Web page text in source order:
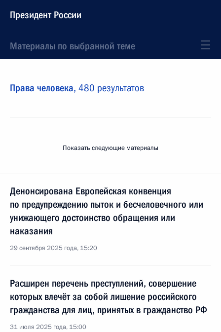
Президент России
Материалы по выбранной теме
Права человека, 480 результатов
Показать следующие материалы
Денонсирована Европейская конвенция
по предупреждению пыток и бесчеловечного или
унижающего достоинство обращения или
наказания
29 сентября 2025 года, 15:20
Расширен перечень преступлений, совершение
которых влечёт за собой лишение российского
гражданства для лиц, принятых в гражданство РФ
31 июля 2025 года, 15:00